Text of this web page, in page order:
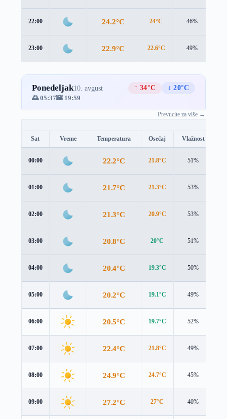
22:00 24.2°C 24°C 46%
23:00 22.9°C 22.6°C 49%
Ponedeljak10. avgust ↑ 34°C
↓ 20°C
🌅 05:37🌇 19:59
Prevucite za više →
Sat Vreme Temperatura Osećaj Vlažnost
00:00 22.2°C 21.8°C 51%
01:00 21.7°C 21.3°C 53%
02:00 21.3°C 20.9°C 53%
03:00 20.8°C 20°C 51%
04:00 20.4°C 19.3°C 50%
05:00 20.2°C 19.1°C 49%
06:00 20.5°C 19.7°C 52%
07:00 22.4°C 21.8°C 49%
08:00 24.9°C 24.7°C 45%
09:00 27.2°C 27°C 40%